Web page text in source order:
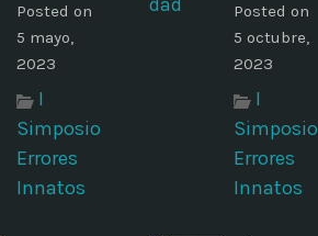
Posted on
5 mayo,
2023
I
Simposio
Errores
Innatos
Posted on
5 octubre,
2023
I
Simposio
Errores
Innatos